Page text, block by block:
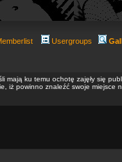
Usergroups
mają ku temu ochotę zajęły się
iż powinno znaleźć swoje miejsce